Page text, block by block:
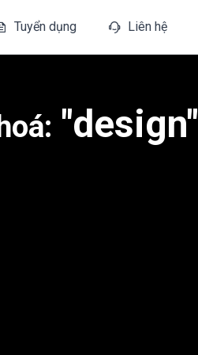
Tuyển dụng Liên hệ
"design"